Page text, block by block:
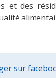
et des
sur